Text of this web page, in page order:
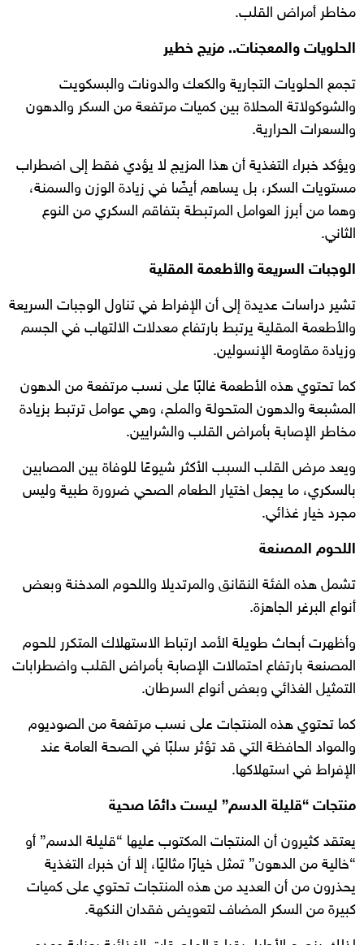
مخاطر أمراض القلب.
الحلويات والمعجنات.. مزيج خطير
تجمع الحلويات التجارية والكعك والدونات والبسكويت
والشوكولاتة المحلاة بين كميات مرتفعة من السكر والدهون
والسعرات الحرارية.
ويؤكد خبراء التغذية أن هذا المزيج لا يؤدي فقط إلى اضطراب
مستويات السكر، بل يساهم أيضًا في زيادة الوزن والسمنة،
وهما من أبرز العوامل المرتبطة بتفاقم السكري من النوع
الثاني.
الوجبات السريعة والأطعمة المقلية
تشير دراسات عديدة إلى أن الإفراط في تناول الوجبات السريعة
والأطعمة المقلية يرتبط بارتفاع معدلات الالتهاب في الجسم
وزيادة مقاومة الإنسولين.
كما تحتوي هذه الأطعمة غالبًا على نسب مرتفعة من الدهون
المشبعة والدهون المتحولة والملح، وهي عوامل ترتبط بزيادة
مخاطر الإصابة بأمراض القلب والشرايين.
ويعد مرض القلب السبب الأكثر شيوعًا للوفاة بين المصابين
بالسكري، ما يجعل اختيار الطعام الصحي ضرورة طبية وليس
مجرد خيار غذائي.
اللحوم المصنعة
تشمل هذه الفئة النقانق والمرتديلا واللحوم المدخنة وبعض
أنواع البرغر الجاهزة.
وأظهرت أبحاث طويلة الأمد ارتباط الاستهلاك المتكرر للحوم
المصنعة بارتفاع احتمالات الإصابة بأمراض القلب واضطرابات
التمثيل الغذائي وبعض أنواع السرطان.
كما تحتوي هذه المنتجات على نسب مرتفعة من الصوديوم
والمواد الحافظة التي قد تؤثر سلبًا في الصحة العامة عند
الإفراط في استهلاكها.
منتجات “قليلة الدسم” ليست دائمًا صحية
يعتقد كثيرون أن المنتجات المكتوب عليها “قليلة الدسم” أو
“خالية من الدهون” تمثل خيارًا مثاليًا، إلا أن خبراء التغذية
يحذرون من أن العديد من هذه المنتجات تحتوي على كميات
كبيرة من السكر المضاف لتعويض فقدان النكهة.